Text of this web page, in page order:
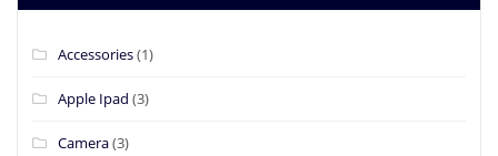
Accessories(1)
Apple Ipad (3)
Camera(3)